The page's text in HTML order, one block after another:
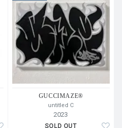
GUCCIMAZE®︎
untitled C
2023
SOLD OUT